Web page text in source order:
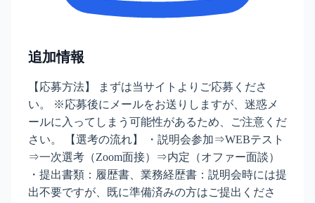
追加情報
【応募方法】 まずは当サイトよりご応募くださ
い。 ※応募後にメールをお送りしますが、迷惑メ
ールに入ってしまう可能性があるため、ご注意くだ
さい。 【選考の流れ】 ・説明会参加⇒WEBテスト
⇒一次選考（Zoom面接）⇒内定（オファー面談）
・提出書類：履歴書、業務経歴書：説明会時には提
出不要ですが、既に準備済みの方はご提出くださ